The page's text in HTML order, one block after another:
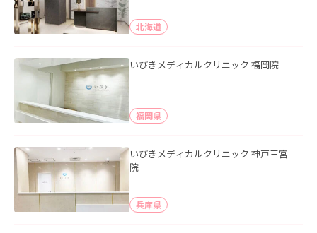
北海道
いびきメディカルクリニック 福岡院
福岡県
いびきメディカルクリニック 神戸三宮
院
兵庫県